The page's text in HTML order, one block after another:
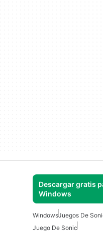
Descargar gratis
Windows
WindowsJuegos De
Juego De Sonic